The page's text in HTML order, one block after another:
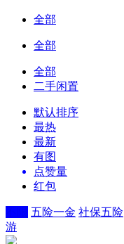
全部
全部
全部
二手闲置
默认排序
最热
最新
有图
点赞量
红包
五险一金 社保五险
游